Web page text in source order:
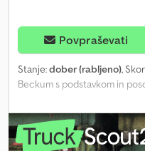
Povpraševati
Stanje:dober (rabljeno),
Beckum s podstavkom in
delujočem stanju. Dcjdpezti
Prosimo, ne pošiljajte e-
vam na voljo po telefonu.
predhodnem telefonskem